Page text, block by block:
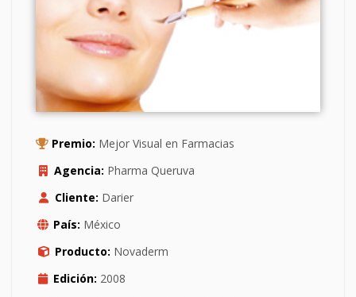
Premio: Mejor Visual en Farmacias
Agencia: Pharma Queruva
Cliente: Darier
País: México
Producto: Novaderm
Edición: 2008